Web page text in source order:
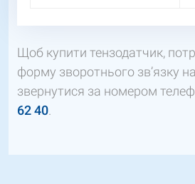
Щоб купити тензодатчик,
форму зворотнього зв’язку
звернутися за номером
62 40.